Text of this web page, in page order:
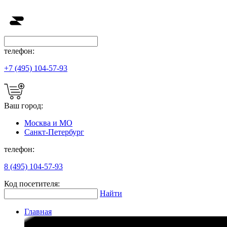
телефон:
+7 (495) 104-57-93
Ваш город:
Москва и МО
Санкт-Петербург
телефон:
8 (495) 104-57-93
Код посетителя:
Найти
Главная